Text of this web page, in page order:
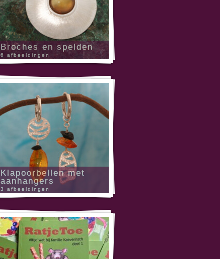
Broches en spelden
6 afbeeldingen
Klapoorbellen met
aanhangers
3 afbeeldingen